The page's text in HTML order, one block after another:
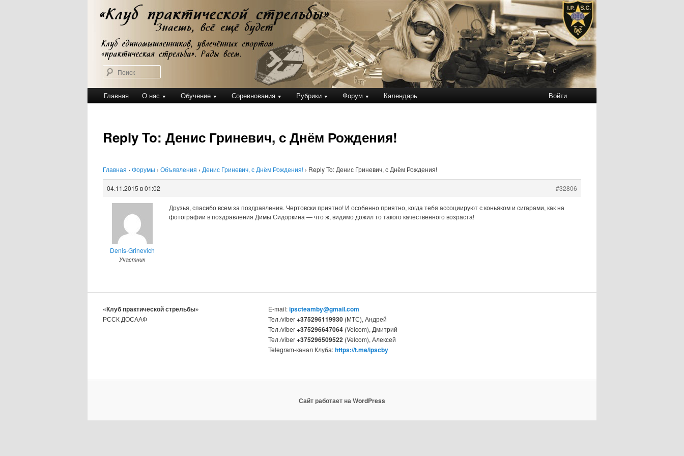
Клуб практической стрельбы
Клуб практической стрельбы
Главное
меню
Главная О нас Обучение Соревнования Рубрики Форум Календарь Войти
Reply To: Денис Гриневич, с Днём Рождения!
Главная › Форумы › Объявления › Денис Гриневич, с Днём Рождения! › Reply To: Денис Гриневич, с Днём Рождения!
04.11.2015 в 01:02 #32806
Denis-Grinevich
Участник
Друзья, спасибо всем за поздравления. Чертовски приятно! И особенно приятно, когда тебя ассоциируют с коньяком и сигарами, как на
фотографии в поздравления Димы Сидоркина — что ж, видимо дожил то такого качественного возраста!
«Клуб практической стрельбы»
РССК ДОСААФ
E-mail:ipscteamby@gmail.com
Тел./viber+375296119930(МТС), Андрей
Тел./viber+375296647064(Velcom), Дмитрий
Тел./viber+375296509522 (Velcom), Алексей
Telegram-канал Клуба:https://t.me/ipscby
Сайт работает на WordPress